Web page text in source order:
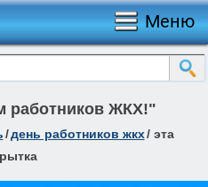
Меню
работников ЖКХ!"
/день работников жкх/ эта